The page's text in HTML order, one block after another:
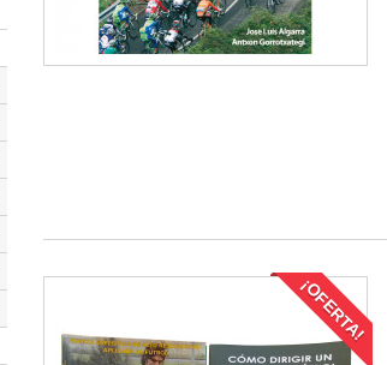
¡OFERTA!